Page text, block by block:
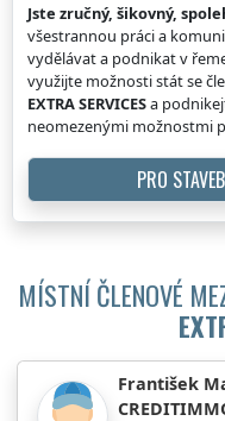
Jste zručný, šikovný,
všestrannou práci a
vydělávat a podnikat v
využijte možnosti stát se
EXTRA SERVICESa
neomezenými možnostmi
PRO
MÍSTNÍ ČLENOVÉ
František